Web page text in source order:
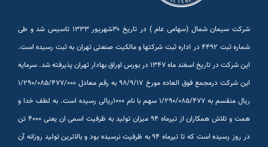
شرکت سیمان شمال (سهامی عام ) در تاریخ ۳۰شهريور ۱۳۳۳ تاسیس شد و طی
شماره ثبت ۴۴۹۲ در اداره ثبت شرکتها و مالکیت صنعتی تهران به ثبت رسیده است.
این شرکت در تاریخ اسفند ماه ۱۳۴۷ در بورس اوراق بهادار تهران پذیرفته شد. سرمایه
این شرکت درمجمع فوق العاده مورخ ۹۸/۹/۱۷ به رقم معادل ۱/۲۹۰/۰۸۵/۴۷۷/۰۰۰
ریال منقسم به ۱/۲۹۰/۰۸۵/۴۷۷ سهم با نام ۱۰۰۰ریالی رسیده است. به لطف خدا و
همت و تلاش همکاران از تیرماه ۹۴ میزان تولید به ظرفیت اسمی ان یعنی ۴۰۰۰ تن
در روز رسیده است که تا تیرماه ۹۴ به ظرفیت نرسیده بود و بالاترین تولید روزانه آن